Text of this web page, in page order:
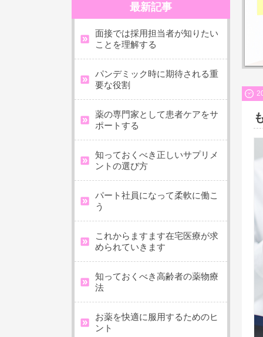
最新記事
面接では採用担当者が知りたい
ことを理解する
パンデミック時に期待される重
要な役割
薬の専門家として患者ケアをサ
ポートする
知っておくべき正しいサプリメ
ントの選び方
パート社員になって柔軟に働こ
う
これからますます在宅医療が求
められていきます
知っておくべき高齢者の薬物療
法
お薬を快適に服用するためのヒ
ント